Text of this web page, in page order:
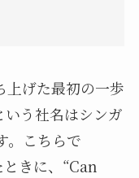
げた最初の一歩
う社名はシンガ
。こちらで
きに、“Can